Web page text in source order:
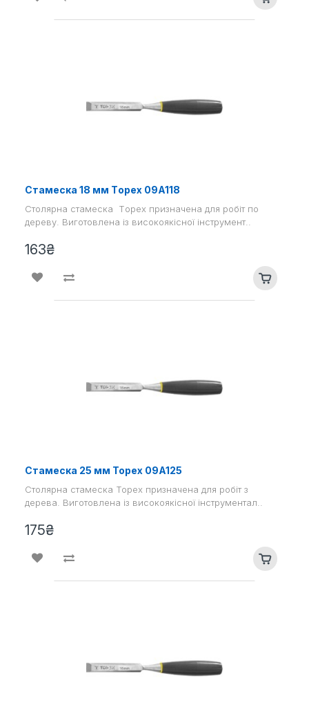
Стамеска 18 мм Tоpex 09A118
Столярна стамеска Tоpex призначена для робіт по
дереву. Виготовлена ​​із високоякісної інструмент..
163₴
Стамеска 25 мм Topex 09A125
Столярна стамеска Topex призначена для робіт з
дерева. Виготовлена ​​із високоякісної інструментал..
175₴